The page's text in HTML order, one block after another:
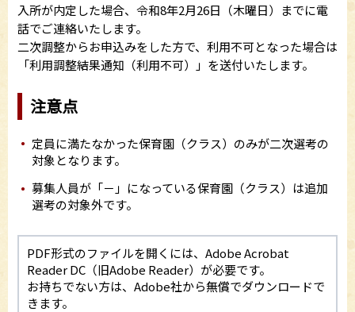
入所が内定した場合、令和8年2月26日（木曜日）までに電
話でご連絡いたします。
二次調整からお申込みをした方で、利用不可となった場合は
「利用調整結果通知（利用不可）」を送付いたします。
注意点
定員に満たなかった保育園（クラス）のみが二次選考の
対象となります。
募集人員が「－」になっている保育園（クラス）は追加
選考の対象外です。
PDF形式のファイルを開くには、Adobe Acrobat
Reader DC（旧Adobe Reader）が必要です。
お持ちでない方は、Adobe社から無償でダウンロードで
きます。